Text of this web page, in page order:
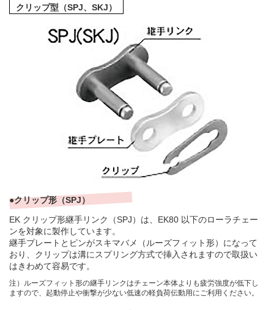
クリップ型（SPJ、SKJ）
●クリップ形（SPJ）
EK クリップ形継手リンク（SPJ）は、EK80 以下のローラチェー
ンを対象に製作しています。
継手プレートとピンがスキマバメ（ルーズフィット形）になって
おり、クリップは溝にスプリング方式で挿入されますので取扱い
はきわめて容易です。
注）ルーズフィット形の継手リンクはチェーン本体よりも疲労強度が低下し
ますので、起動停止や衝撃が少ない低速の軽負荷伝動用にご利用ください。